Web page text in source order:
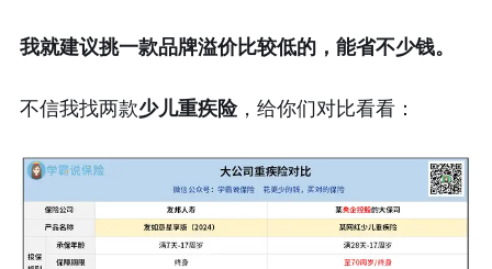
我就建议挑一款品牌溢价比较低的，能省不少钱。
不信我找两款少儿重疾险，给你们对比看看：